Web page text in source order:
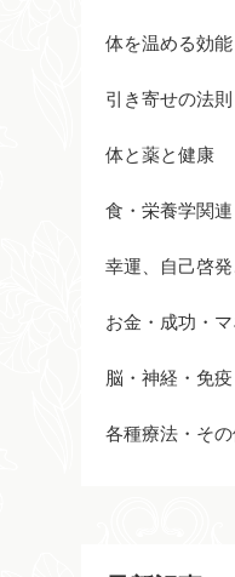
体を温める効能
引き寄せの法則
体と薬と健康
食・栄養学関連
幸運、自己啓
お金・成功・
脳・神経・免疫
各種療法・そ